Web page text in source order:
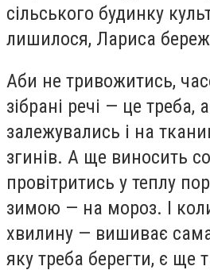
сільського будинку
лишилося, Лариса
Аби не тривожитись,
зібрані речі — це треба,
залежувались і на
згинів. А ще виносить
провітритись у теплу
зимою — на мороз. І
хвилину — вишиває сама.
яку треба берегти, є ще